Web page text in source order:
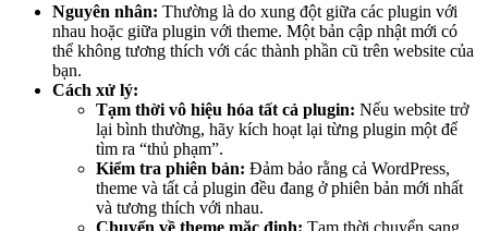
Nguyên nhân: Thường là do xung đột giữa các plugin với
nhau hoặc giữa plugin với theme. Một bản cập nhật mới có
thể không tương thích với các thành phần cũ trên website của
bạn.
Cách xử lý:
Tạm thời vô hiệu hóa tất cả plugin: Nếu website trở
lại bình thường, hãy kích hoạt lại từng plugin một để
tìm ra “thủ phạm”.
Kiểm tra phiên bản: Đảm bảo rằng cả WordPress,
theme và tất cả plugin đều đang ở phiên bản mới nhất
và tương thích với nhau.
Chuyển về theme mặc định: Tạm thời chuyển sang